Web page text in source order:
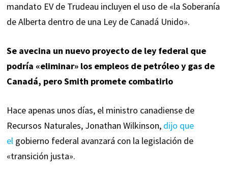
mandato EV de Trudeau incluyen el uso de «la Soberanía
de Alberta dentro de una Ley de Canadá Unido».
Se avecina un nuevo proyecto de ley federal que
podría «eliminar» los empleos de petróleo y gas de
Canadá, pero Smith promete combatirlo
Hace apenas unos días, el ministro canadiense de
Recursos Naturales, Jonathan Wilkinson, dijo que
elgobierno federal avanzará con la legislación de
«transición justa».